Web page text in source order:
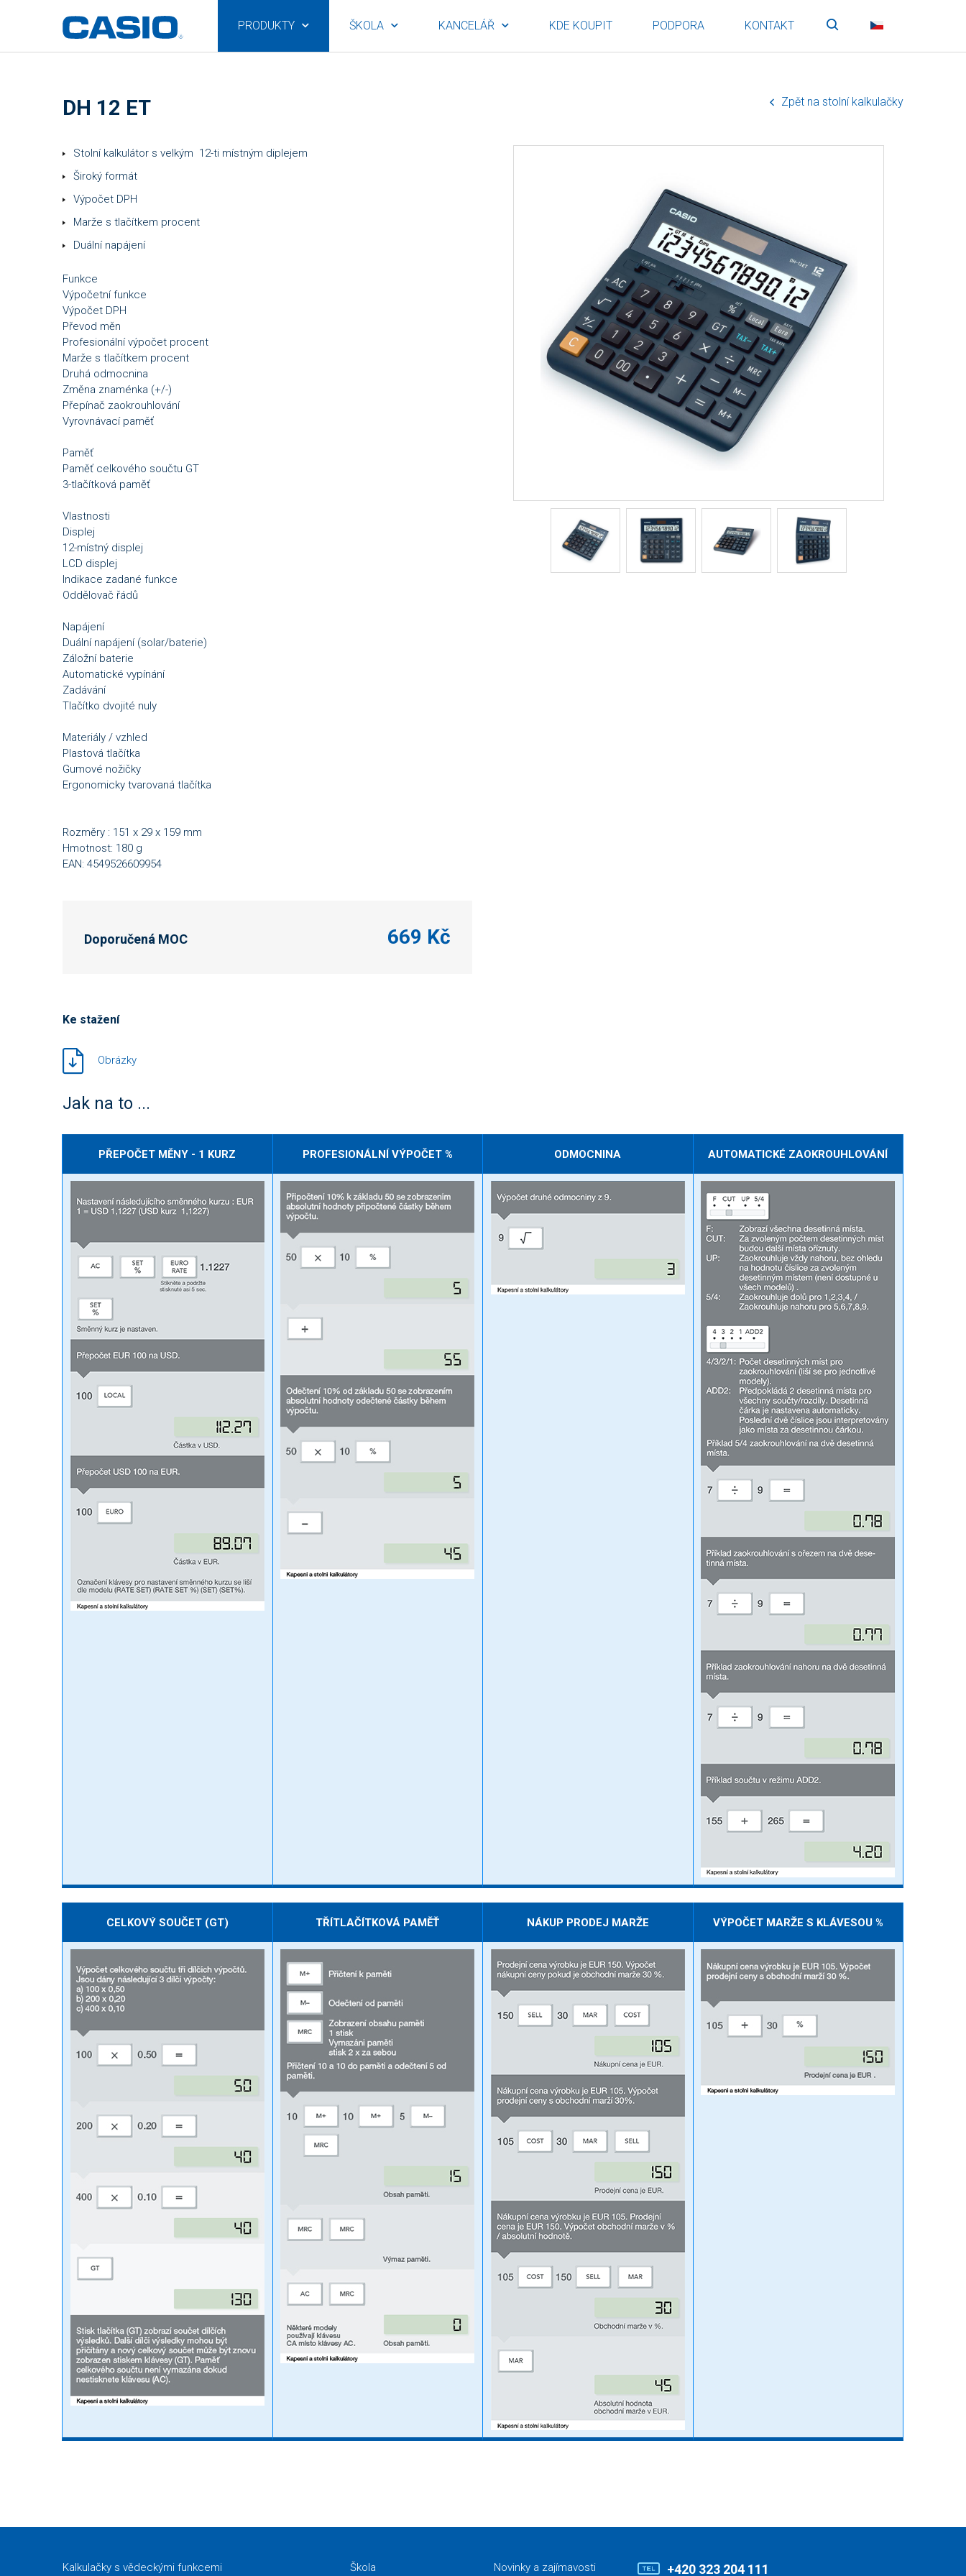
PRODUKTY ŠKOLA KANCELÁŘ KDE KOUPIT PODPORA KONTAKT Vyhledávání
Zpět na stolní kalkulačky
DH 12 ET
Stolní kalkulátor s velkým 12-ti místným diplejem
Široký formát
Výpočet DPH
Marže s tlačítkem procent
Duální napájení
Funkce
Výpočetní funkce
Výpočet DPH
Převod měn
Profesionální výpočet procent
Marže s tlačítkem procent
Druhá odmocnina
Změna znaménka (+/-)
Přepínač zaokrouhlování
Vyrovnávací paměť
Paměť
Paměť celkového součtu GT
3-tlačítková paměť
Vlastnosti
Displej
12-místný displej
LCD displej
Indikace zadané funkce
Oddělovač řádů
Napájení
Duální napájení (solar/baterie)
Záložní baterie
Automatické vypínání
Zadávání
Tlačítko dvojité nuly
Materiály / vzhled
Plastová tlačítka
Gumové nožičky
Ergonomicky tvarovaná tlačítka
Rozměry : 151 x 29 x 159 mm
Hmotnost: 180 g
EAN: 4549526609954
Doporučená MOC 669 Kč
Ke stažení
Obrázky
Jak na to ...
PŘEPOČET MĚNY - 1 KURZ PROFESIONÁLNÍ VÝPOČET % ODMOCNINA AUTOMATICKÉ ZAOKROUHLOVÁNÍ
CELKOVÝ SOUČET (GT) TŘÍTLAČÍTKOVÁ PAMĚŤ NÁKUP PRODEJ MARŽE VÝPOČET MARŽE S KLÁVESOU %
Kalkulačky s vědeckými funkcemi Škola Novinky a zajímavosti +420 323 204 111